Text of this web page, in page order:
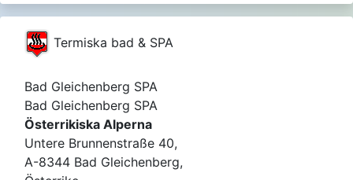
Termiska bad & SPA
Bad Gleichenberg SPA
Bad Gleichenberg SPA
Österrikiska Alperna
Untere Brunnenstraße 40,
A-8344 Bad Gleichenberg,